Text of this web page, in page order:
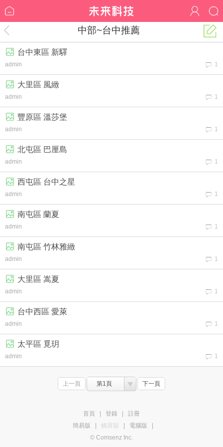
中部~台中推薦
1
台中東區 新驛
admin
1
大里區 風緻
admin
1
豐原區 溫莎堡
admin
1
北屯區 巴厘島
admin
1
西屯區 台中之星
admin
1
南屯區 蘭夏
admin
1
南屯區 竹林雅緻
admin
1
大里區 嵩夏
admin
1
台中西區 愛萊
admin
1
太平區 覓玥
admin
上一頁 第1頁 下一頁
首頁 登錄
註冊
簡易版
觸屏版 電腦版
© Comsenz Inc.